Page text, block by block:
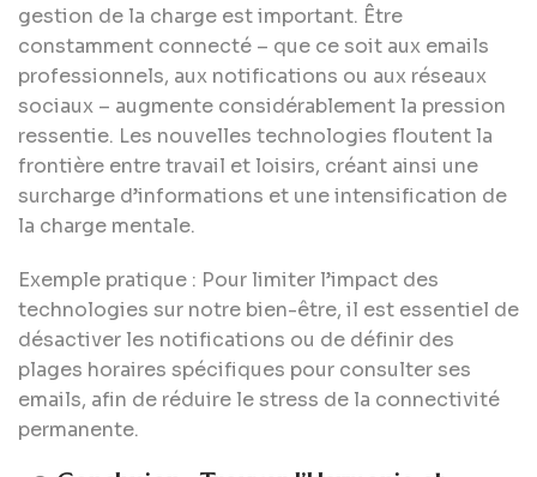
gestion de la charge est important. Être
constamment connecté – que ce soit aux emails
professionnels, aux notifications ou aux réseaux
sociaux – augmente considérablement la pression
ressentie. Les nouvelles technologies floutent la
frontière entre travail et loisirs, créant ainsi une
surcharge d’informations et une intensification de
la charge mentale.
Exemple pratique : Pour limiter l’impact des
technologies sur notre bien-être, il est essentiel de
désactiver les notifications ou de définir des
plages horaires spécifiques pour consulter ses
emails, afin de réduire le stress de la connectivité
permanente.